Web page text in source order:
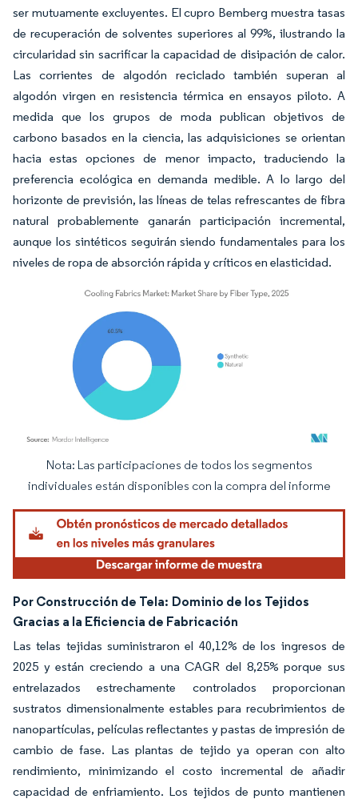
ser mutuamente excluyentes. El cupro Bemberg muestra tasas
de recuperación de solventes superiores al 99%, ilustrando la
circularidad sin sacrificar la capacidad de disipación de calor.
Las corrientes de algodón reciclado también superan al
algodón virgen en resistencia térmica en ensayos piloto. A
medida que los grupos de moda publican objetivos de
carbono basados en la ciencia, las adquisiciones se orientan
hacia estas opciones de menor impacto, traduciendo la
preferencia ecológica en demanda medible. A lo largo del
horizonte de previsión, las líneas de telas refrescantes de fibra
natural probablemente ganarán participación incremental,
aunque los sintéticos seguirán siendo fundamentales para los
niveles de ropa de absorción rápida y críticos en elasticidad.
Imagen © Mordor Intelligence. El uso requiere atribución según CC BY 4.0.
Nota: Las participaciones de todos los segmentos
individuales están disponibles con la compra del informe
Por Construcción de Tela: Dominio de los Tejidos
Gracias a la Eficiencia de Fabricación
Las telas tejidas suministraron el 40,12% de los ingresos de
2025 y están creciendo a una CAGR del 8,25% porque sus
entrelazados estrechamente controlados proporcionan
sustratos dimensionalmente estables para recubrimientos de
nanopartículas, películas reflectantes y pastas de impresión de
cambio de fase. Las plantas de tejido ya operan con alto
rendimiento, minimizando el costo incremental de añadir
capacidad de enfriamiento. Los tejidos de punto mantienen